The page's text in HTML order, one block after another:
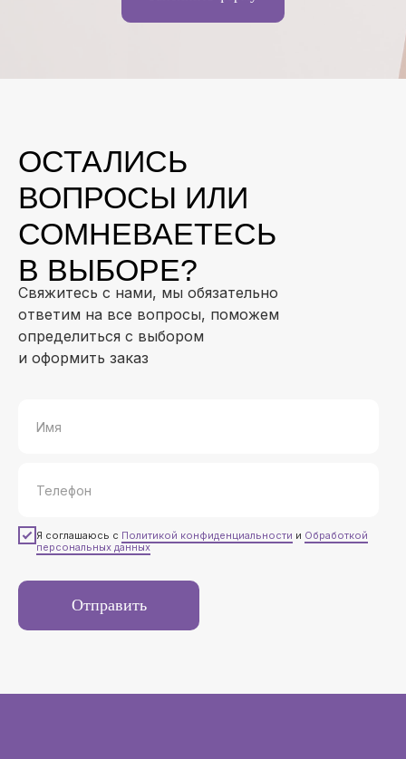
Я соглашаюсь с Политикой конфиденциальности и Обработкой
персональных данных
Отправить
Свяжитесь с нами, мы обязательно
ответим на все вопросы, поможем
определиться с выбором
и оформить заказ
ОСТАЛИСЬ
ВОПРОСЫ ИЛИ
СОМНЕВАЕТЕСЬ
В ВЫБОРЕ?